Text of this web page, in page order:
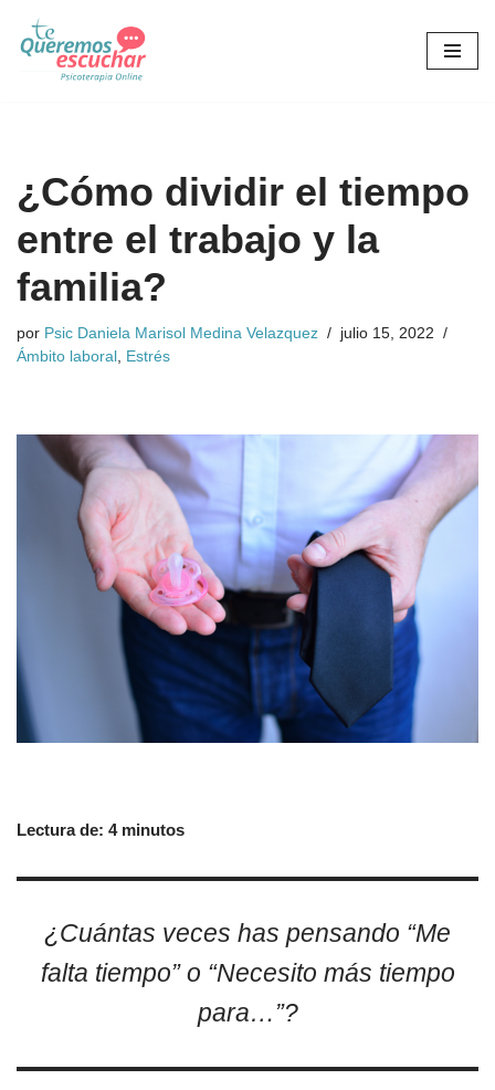
Saltar
¿Cómo dividir el tiempo
entre el trabajo y la
familia?
por Psic Daniela Marisol Medina Velazquez
julio 15, 2022
Ámbito laboral , Estrés
Lectura de: 4 minutos
¿Cuántas veces has pensando “Me
falta tiempo” o “Necesito más tiempo
para…”?